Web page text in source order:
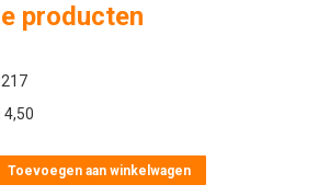
producten
4,50
Toevoegen aan winkelwagen